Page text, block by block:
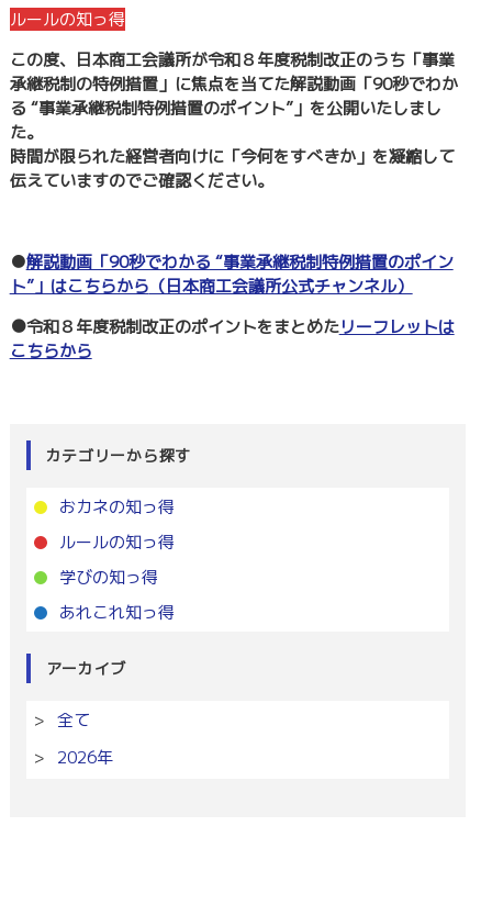
ルールの知っ得
この度、日本商工会議所が令和８年度税制改正のうち「事業
承継税制の特例措置」に焦点を当てた解説動画「90秒でわか
る “事業承継税制特例措置のポイント”」を公開いたしまし
た。
時間が限られた経営者向けに「今何をすべきか」を凝縮して
伝えていますのでご確認ください。
●解説動画「90秒でわかる “事業承継税制特例措置のポイン
ト”」はこちらから （日本商工会議所公式チャンネル）
●令和８年度税制改正のポイントをまとめたリーフレットは
こちらから
カテゴリーから探す
おカネの知っ得
ルールの知っ得
学びの知っ得
あれこれ知っ得
アーカイブ
全て
2026年